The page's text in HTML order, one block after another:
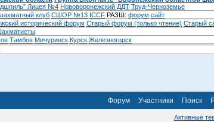
Лицея №4 Нововоронежский ДДТ Труд-Черноземье
клуб СШОР №13 ICCF РАЗШ: форум сайт
исторический форум Cтарый форум (только чтение) Старый
Тамбов Мичуринск Курск Железногорск
Форум Участники Поиск
Активные